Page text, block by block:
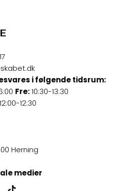
i følgende tidsrum:
Fre:10:30-13:30
12:30
Herning
medier